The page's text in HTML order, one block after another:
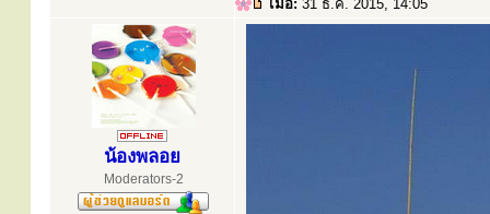
เมื่อ: 31 ธ.ค. 2015, 14:05
น้องพลอย
Moderators-2